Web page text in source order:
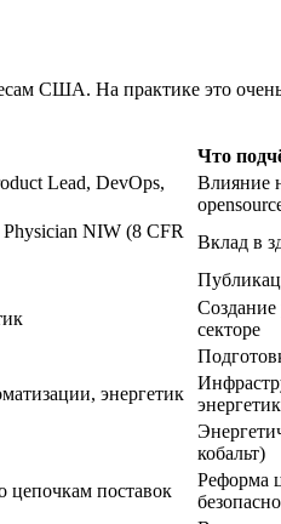
США. На практике это
Что
Lead, DevOps,
Влияние
NIW (8 CFR
Вклад в
Создание
секторе
энергетик
кобальт)
цепочкам поставок
Реформа